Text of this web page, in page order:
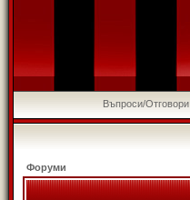
Въпроси/Отговори
Форуми